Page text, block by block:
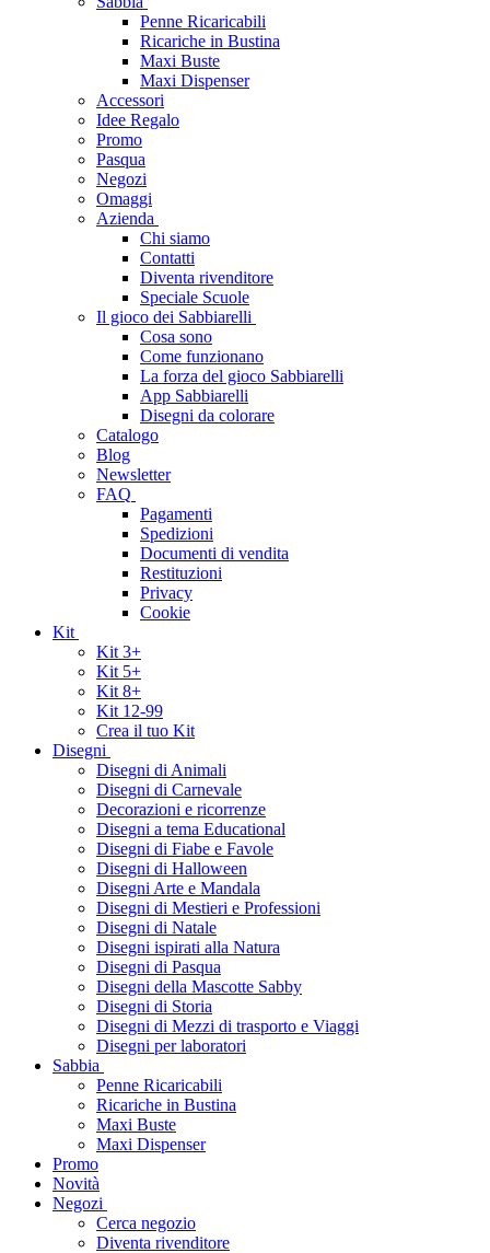
Penne Ricaricabili
Ricariche in Bustina
Maxi Buste
Maxi Dispenser
Accessori
Idee Regalo
Promo
Pasqua
Negozi
Omaggi
Azienda
Chi siamo
Contatti
Diventa rivenditore
Speciale Scuole
Il gioco dei Sabbiarelli
Cosa sono
Come funzionano
La forza del gioco Sabbiarelli
App Sabbiarelli
Disegni da colorare
Catalogo
Blog
Newsletter
FAQ
Pagamenti
Spedizioni
Documenti di vendita
Restituzioni
Privacy
Cookie
Kit
Kit 3+
Kit 5+
Kit 8+
Kit 12-99
Crea il tuo Kit
Disegni
Disegni di Animali
Disegni di Carnevale
Decorazioni e ricorrenze
Disegni a tema Educational
Disegni di Fiabe e Favole
Disegni di Halloween
Disegni Arte e Mandala
Disegni di Mestieri e Professioni
Disegni di Natale
Disegni ispirati alla Natura
Disegni di Pasqua
Disegni della Mascotte Sabby
Disegni di Storia
Disegni di Mezzi di trasporto e Viaggi
Disegni per laboratori
Sabbia
Penne Ricaricabili
Ricariche in Bustina
Maxi Buste
Maxi Dispenser
Promo
Novità
Negozi
Cerca negozio
Diventa rivenditore